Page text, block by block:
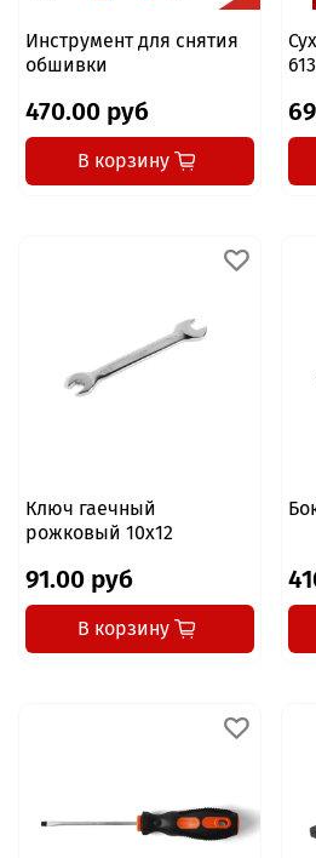
Инструмент для снятия
обшивки
470.00 руб
В корзину
613
Ключ гаечный
рожковый 10x12
91.00 руб
В корзину